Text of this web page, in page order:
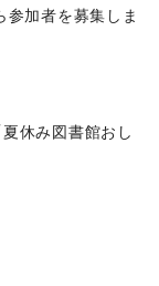
参加者を募集しま
休み図書館おし